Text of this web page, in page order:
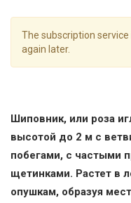
The subscription
again later.
Шиповник, или роза
высотой до 2 м с
побегами, с частыми
щетинками. Растет в
опушкам, образуя